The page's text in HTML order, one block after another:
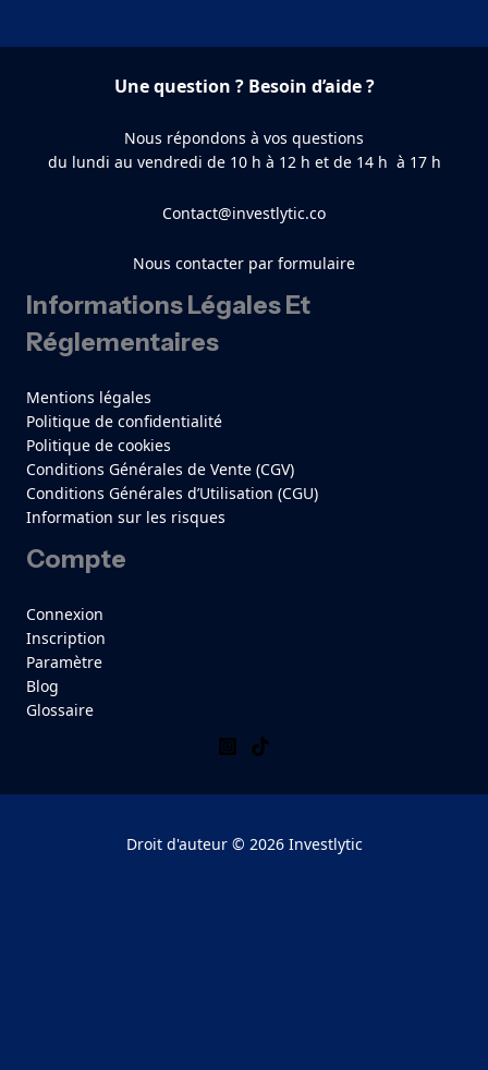
Une question ? Besoin d’aide ?
Nous répondons à vos questions
du lundi au vendredi de 10 h à 12 h et de 14 h à 17 h
Contact@investlytic.co
Nous contacter par formulaire
Informations Légales Et
Réglementaires
Mentions légales
Politique de confidentialité
Politique de cookies
Conditions Générales de Vente (CGV)
Conditions Générales d’Utilisation (CGU)
Information sur les risques
Compte
Connexion
Inscription
Paramètre
Blog
Glossaire
Droit d'auteur © 2026 Investlytic